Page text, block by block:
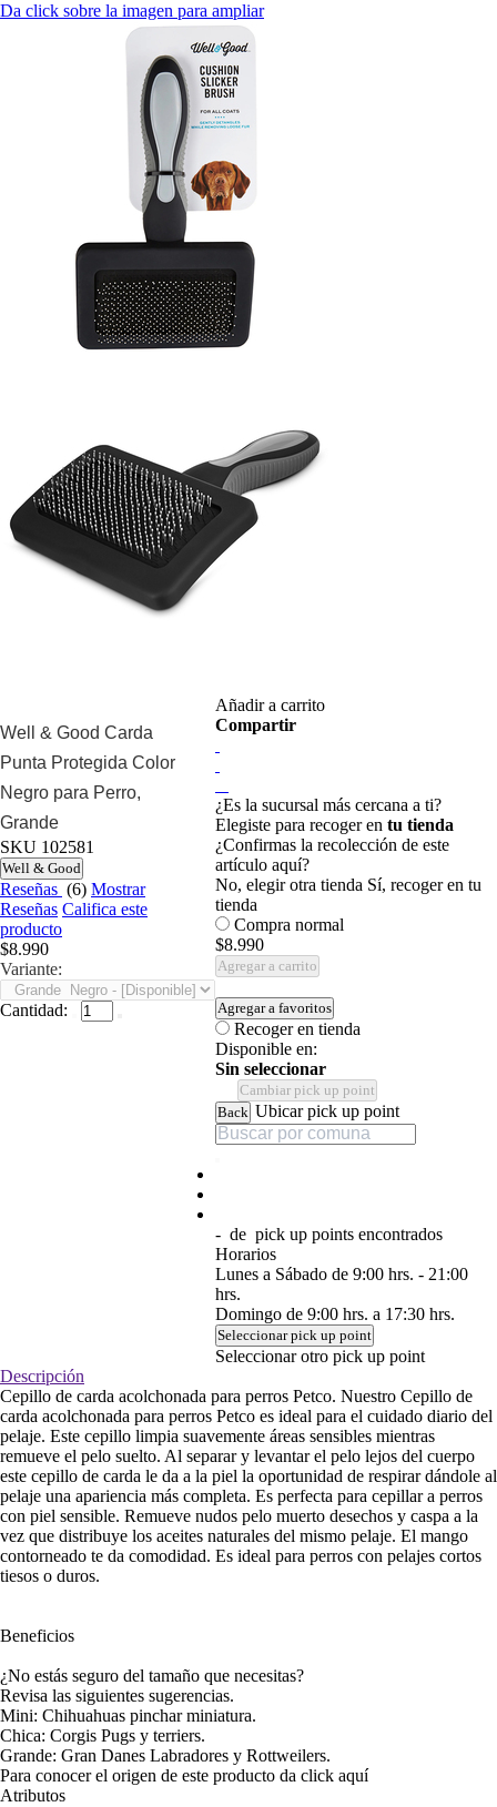
Da click sobre la imagen para ampliar
Well & Good Carda
Punta Protegida Color
Negro para Perro,
Grande
SKU 102581
Well & Good
Reseñas (6) Mostrar
Reseñas Califica este
producto
$8.990
Variante:
Cantidad:
Añadir a carrito
Compartir
¿Es la sucursal más cercana a ti?
Elegiste para recoger en tu tienda
¿Confirmas la recolección de este
artículo aquí?
No, elegir otra tienda Sí, recoger en tu
tienda
Compra normal
$8.990
Agregar a carrito
Agregar a favoritos
Recoger en tienda
Disponible en:
Sin seleccionar
Cambiar pick up point
Back Ubicar pick up point
- de pick up points encontrados
Horarios
Lunes a Sábado de 9:00 hrs. - 21:00
hrs.
Domingo de 9:00 hrs. a 17:30 hrs.
Seleccionar pick up point
Seleccionar otro pick up point
Descripción
Cepillo de carda acolchonada para perros Petco. Nuestro Cepillo de
carda acolchonada para perros Petco es ideal para el cuidado diario del
pelaje. Este cepillo limpia suavemente áreas sensibles mientras
remueve el pelo suelto. Al separar y levantar el pelo lejos del cuerpo
este cepillo de carda le da a la piel la oportunidad de respirar dándole al
pelaje una apariencia más completa. Es perfecta para cepillar a perros
con piel sensible. Remueve nudos pelo muerto desechos y caspa a la
vez que distribuye los aceites naturales del mismo pelaje. El mango
contorneado te da comodidad. Es ideal para perros con pelajes cortos
tiesos o duros.
Beneficios
¿No estás seguro del tamaño que necesitas?
Revisa las siguientes sugerencias.
Mini: Chihuahuas pinchar miniatura.
Chica: Corgis Pugs y terriers.
Grande: Gran Danes Labradores y Rottweilers.
Para conocer el origen de este producto da click aquí
Atributos